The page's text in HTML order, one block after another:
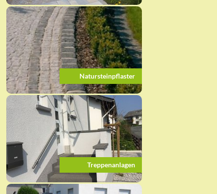
Natursteinpflaster
Treppenanlagen